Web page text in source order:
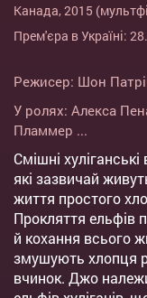
Канада, 2015
Прем'єра в Україні:
Режисер: Шон
У ролях: Алекса
Пламмер ...
Смішні хуліганські
які зазвичай
життя простого
Прокляття ельфів
й кохання всього
змушують хлопця
вчинок. Джо